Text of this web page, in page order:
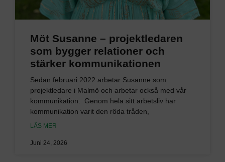
Möt Susanne – projektledaren
som bygger relationer och
stärker kommunikationen
Sedan februari 2022 arbetar Susanne som
projektledare i Malmö och arbetar också med vår
kommunikation. Genom hela sitt arbetsliv har
kommunikation varit den röda tråden,
LÄS MER
Juni 24, 2026